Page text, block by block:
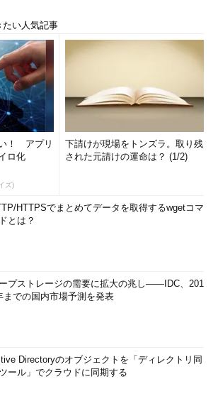
たい人気記事
！ アプリ
ロ化
ズ)
下請けが現場をトンズラ。取り残
された元請けの運命は？ (1/2)
HTTPSでまとめてデータを取得するwgetコマ
とは？
プストレージの需要に拡大の兆し――IDC、201
までの国内市場予測を発表
Directoryのオブジェクトを「ディレクトリ同
ール」でクラウドに同期する